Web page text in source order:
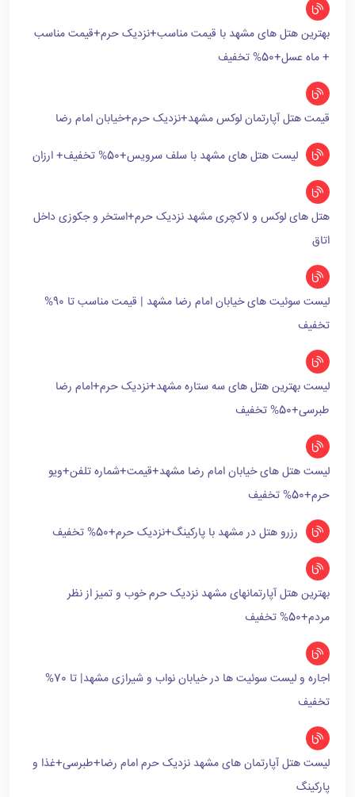
بهترین هتل های مشهد با قیمت مناسب+نزدیک حرم+قیمت مناسب
+ ماه عسل+50% تخفیف
قیمت هتل آپارتمان لوکس مشهد+نزدیک حرم+خیابان امام رضا
لیست هتل های مشهد با سلف سرویس+50% تخفیف+ ارزان
هتل های لوکس و لاکچری مشهد نزدیک حرم+استخر و جکوزی داخل
اتاق
لیست سوئیت های خیابان امام رضا مشهد | قیمت مناسب تا 90%
تخفیف
لیست بهترین هتل های سه ستاره مشهد+نزدیک حرم+امام رضا
طبرسی+50% تخفیف
لیست هتل های خیابان امام رضا مشهد+قیمت+شماره تلفن+ویو
حرم+50% تخفیف
رزرو هتل در مشهد با پارکینگ+نزدیک حرم+50% تخفیف
بهترین هتل آپارتمانهای مشهد نزدیک حرم خوب و تمیز از نظر
مردم+50% تخفیف
اجاره و لیست سوئیت ها در خیابان نواب و شیرازی مشهد| تا 70%
تخفیف
لیست هتل آپارتمان های مشهد نزدیک حرم امام رضا+طبرسی+غذا و
پارکینگ